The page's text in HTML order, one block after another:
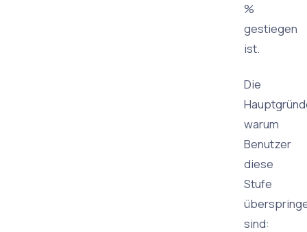
%
gestiegen
ist.
Die
warum
Benutzer
diese
Stufe
sind: